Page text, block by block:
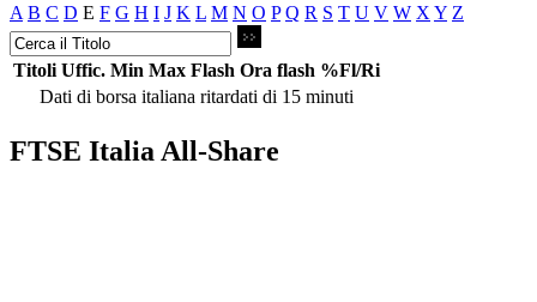
A B C D E F G H I J K L M N O P Q R S T U V W X Y Z
Titoli Uffic. Min Max Flash Ora flash %Fl/Ri
Dati di borsa italiana ritardati di 15 minuti
FTSE Italia All-Share